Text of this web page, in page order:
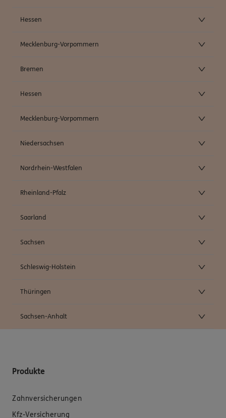
Hessen
Mecklenburg-Vorpommern
Bremen
Hessen
Mecklenburg-Vorpommern
Niedersachsen
Nordrhein-Westfalen
Rheinland-Pfalz
Saarland
Sachsen
Schleswig-Holstein
Thüringen
Sachsen-Anhalt
Produkte
Zahnversicherungen
Kfz-Versicherung